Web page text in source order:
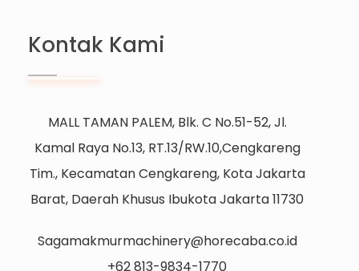
Kontak Kami
MALL TAMAN PALEM, Blk. C No.51-52, Jl.
Kamal Raya No.13, RT.13/RW.10,Cengkareng
Tim., Kecamatan Cengkareng, Kota Jakarta
Barat, Daerah Khusus Ibukota Jakarta 11730
Sagamakmurmachinery@horecaba.co.id
+62 813-9834-1770